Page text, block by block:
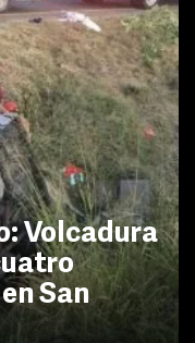
Volcadura
San